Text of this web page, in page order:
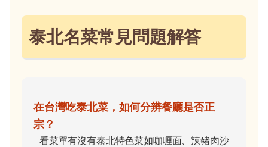
泰北名菜常見問題解答
在台灣吃泰北菜，如何分辨餐廳是否正
宗？
看菜單有沒有泰北特色菜如咖喱面、辣豬肉沙